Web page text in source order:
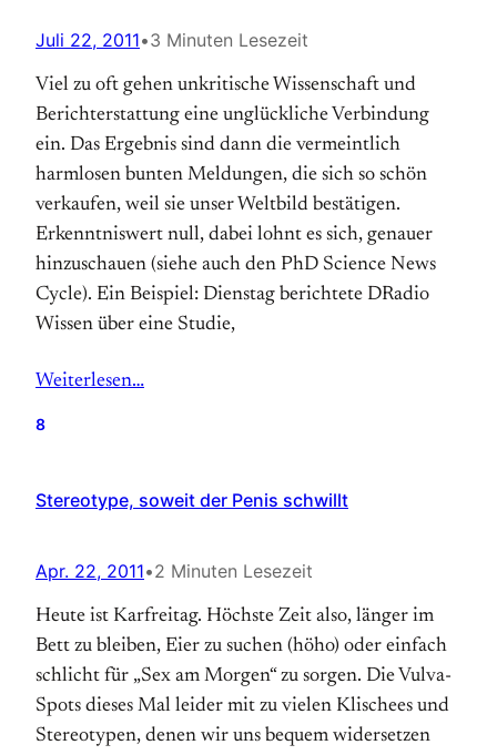
Juli 22, 2011•3 Minuten Lesezeit
Viel zu oft gehen unkritische Wissenschaft und
Berichterstattung eine unglückliche Verbindung
ein. Das Ergebnis sind dann die vermeintlich
harmlosen bunten Meldungen, die sich so schön
verkaufen, weil sie unser Weltbild bestätigen.
Erkenntniswert null, dabei lohnt es sich, genauer
hinzuschauen (siehe auch den PhD Science News
Cycle). Ein Beispiel: Dienstag berichtete DRadio
Wissen über eine Studie,
Weiterlesen…
8
Stereotype, soweit der Penis schwillt
Apr. 22, 2011•2 Minuten Lesezeit
Heute ist Karfreitag. Höchste Zeit also, länger im
Bett zu bleiben, Eier zu suchen (höho) oder einfach
schlicht für „Sex am Morgen“ zu sorgen. Die Vulva-
Spots dieses Mal leider mit zu vielen Klischees und
Stereotypen, denen wir uns bequem widersetzen